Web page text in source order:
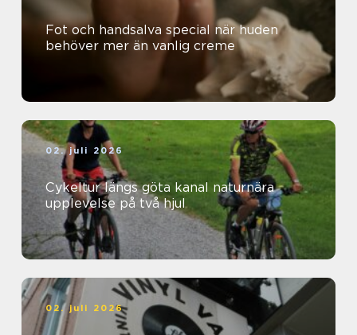
Fot och handsalva special när huden
behöver mer än vanlig creme
02. juli 2026
Cykeltur längs göta kanal naturnära
upplevelse på två hjul
02. juli 2026